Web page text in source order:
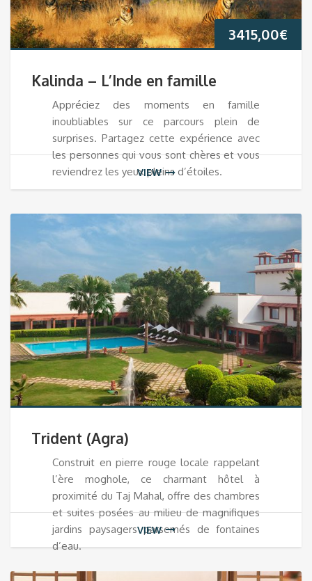
3415,00€
Kalinda – L’Inde en famille
Appréciez des moments en famille
inoubliables sur ce parcours plein de
surprises. Partagez cette expérience avec
les personnes qui vous sont chères et vous
reviendrez les yeux pleins d’étoiles.
VIEW
Trident (Agra)
Construit en pierre rouge locale rappelant
l’ère moghole, ce charmant hôtel à
proximité du Taj Mahal, offre des chambres
et suites posées au milieu de magnifiques
jardins paysagers parsemés de fontaines
d’eau.
VIEW